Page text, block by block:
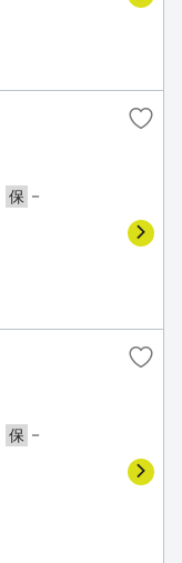
保 －
保 －